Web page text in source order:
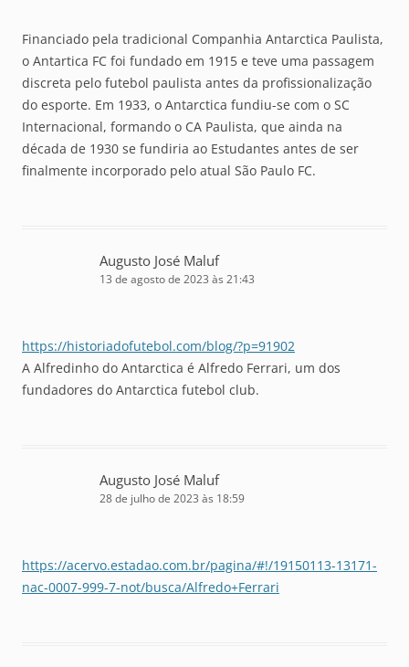
Financiado pela tradicional Companhia Antarctica Paulista,
o Antartica FC foi fundado em 1915 e teve uma passagem
discreta pelo futebol paulista antes da profissionalização
do esporte. Em 1933, o Antarctica fundiu-se com o SC
Internacional, formando o CA Paulista, que ainda na
década de 1930 se fundiria ao Estudantes antes de ser
finalmente incorporado pelo atual São Paulo FC.
Augusto José Maluf
13 de agosto de 2023 às 21:43
https://historiadofutebol.com/blog/?p=91902
A Alfredinho do Antarctica é Alfredo Ferrari, um dos
fundadores do Antarctica futebol club.
Augusto José Maluf
28 de julho de 2023 às 18:59
https://acervo.estadao.com.br/pagina/#!/19150113-13171-
nac-0007-999-7-not/busca/Alfredo+Ferrari